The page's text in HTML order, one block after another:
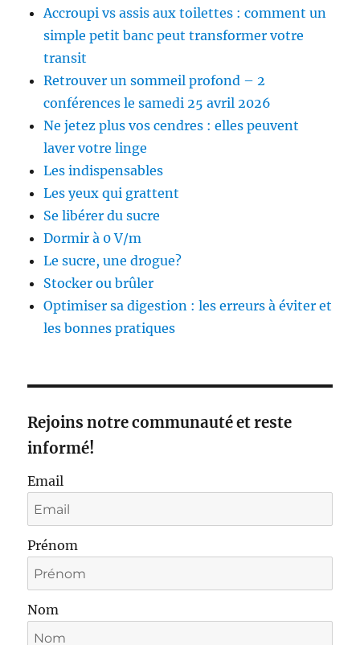
Accroupi vs assis aux toilettes : comment un
simple petit banc peut transformer votre
transit
Retrouver un sommeil profond – 2
conférences le samedi 25 avril 2026
Ne jetez plus vos cendres : elles peuvent
laver votre linge
Les indispensables
Les yeux qui grattent
Se libérer du sucre
Dormir à 0 V/m
Le sucre, une drogue?
Stocker ou brûler
Optimiser sa digestion : les erreurs à éviter et
les bonnes pratiques
Rejoins notre communauté et reste
informé!
Email
Prénom
Nom